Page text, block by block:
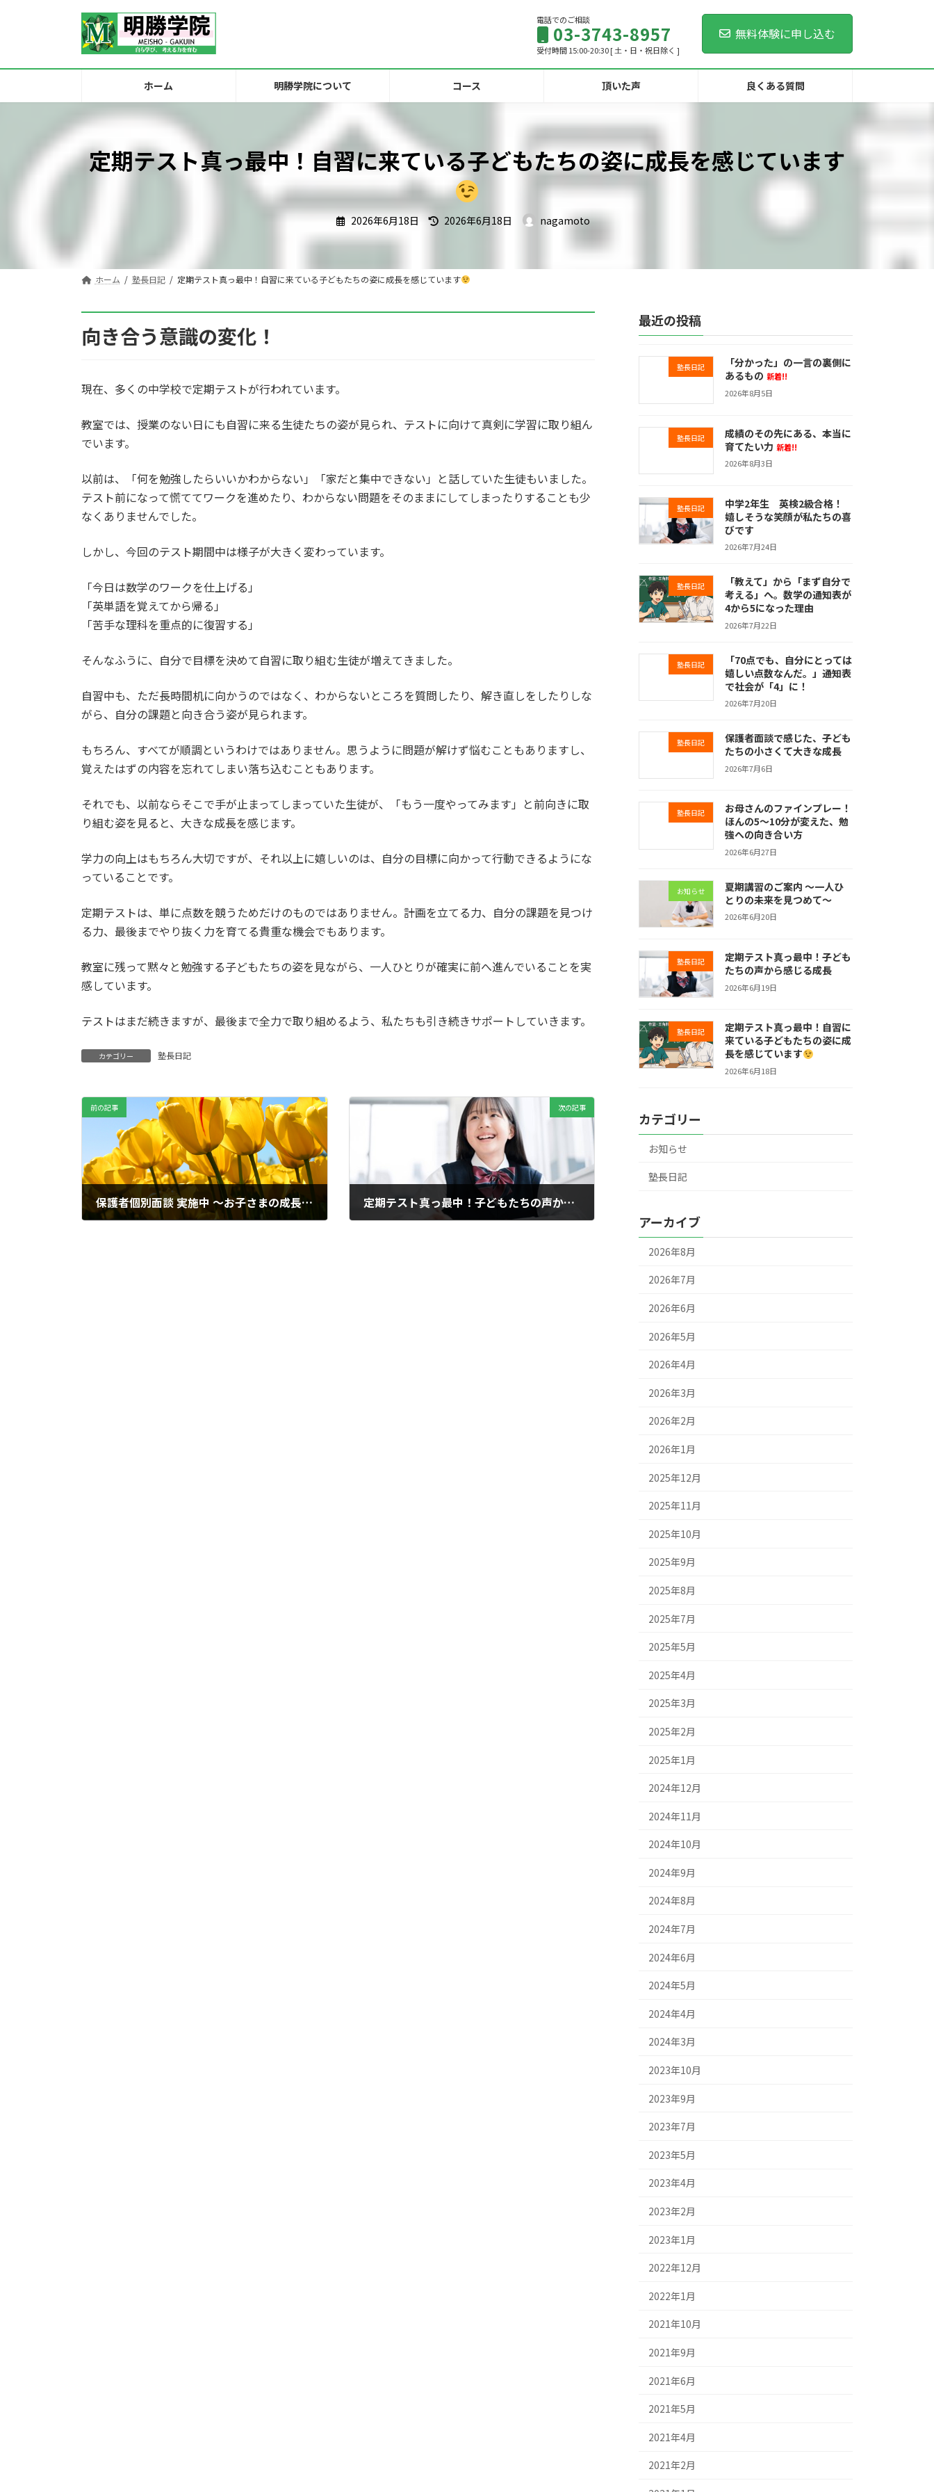
ツ
ス
シ
ン
電話でのご相談
03-3743-8957
受付時間 15:00-20:30 [ 土・日・祝日除く ]
無料体験に申し込む
ホーム 明勝学院について コース 頂いた声 良くある質問
定期テスト真っ最中！自習に来ている子どもたちの姿に成長を感じています
2026年6月18日 最
終
:
2026年6月18日 nagamoto
ホーム 塾長日記 定期テスト真っ最中！自習に来ている子どもたちの姿に成長を感じています
向き合う意識の変化！
現在、多くの中学校で定期テストが行われています。
教室では、授業のない日にも自習に来る生徒たちの姿が見られ、テストに向けて真剣に学習に取り組ん
でいます。
以前は、「何を勉強したらいいかわからない」「家だと集中できない」と話していた生徒もいました。
テスト前になって慌ててワークを進めたり、わからない問題をそのままにしてしまったりすることも少
なくありませんでした。
しかし、今回のテスト期間中は様子が大きく変わっています。
「今日は数学のワークを仕上げる」
「英単語を覚えてから帰る」
「苦手な理科を重点的に復習する」
そんなふうに、自分で目標を決めて自習に取り組む生徒が増えてきました。
自習中も、ただ長時間机に向かうのではなく、わからないところを質問したり、解き直しをしたりしな
がら、自分の課題と向き合う姿が見られます。
もちろん、すべてが順調というわけではありません。思うように問題が解けず悩むこともありますし、
覚えたはずの内容を忘れてしまい落ち込むこともあります。
それでも、以前ならそこで手が止まってしまっていた生徒が、「もう一度やってみます」と前向きに取
り組む姿を見ると、大きな成長を感じます。
学力の向上はもちろん大切ですが、それ以上に嬉しいのは、自分の目標に向かって行動できるようにな
っていることです。
定期テストは、単に点数を競うためだけのものではありません。計画を立てる力、自分の課題を見つけ
る力、最後までやり抜く力を育てる貴重な機会でもあります。
教室に残って黙々と勉強する子どもたちの姿を見ながら、一人ひとりが確実に前へ進んでいることを実
感しています。
テストはまだ続きますが、最後まで全力で取り組めるよう、私たちも引き続きサポートしていきます。
カテゴリー 塾長日記
前の記事
保護者個別面談 実施中 ～お子さまの成長をともに支えるために～
次の記事
定期テスト真っ最中！子どもたちの声から感じる成長
最近の投稿
塾長日記
「分かった」の一言の裏側に
あるもの 新着!!
2026年8月5日
塾長日記
成績のその先にある、本当に
育てたい力 新着!!
2026年8月3日
塾長日記
中学2年生 英検2級合格！
嬉しそうな笑顔が私たちの喜
びです
2026年7月24日
塾長日記
「教えて」から「まず自分で
考える」へ。数学の通知表が
4から5になった理由
2026年7月22日
塾長日記
「70点でも、自分にとっては
嬉しい点数なんだ。」――通知表
で社会が「4」に！
2026年7月20日
塾長日記
保護者面談で感じた、子ども
たちの小さくて大きな成長
2026年7月6日
塾長日記
お母さんのファインプレー！
ほんの5～10分が変えた、勉
強への向き合い方
2026年6月27日
お知らせ
夏期講習のご案内 ～一人ひ
とりの未来を見つめて～
2026年6月20日
塾長日記
定期テスト真っ最中！子ども
たちの声から感じる成長
2026年6月19日
塾長日記
定期テスト真っ最中！自習に
来ている子どもたちの姿に成
長を感じています
2026年6月18日
カテゴリー
お知らせ
塾長日記
アーカイブ
2026年8月
2026年7月
2026年6月
2026年5月
2026年4月
2026年3月
2026年2月
2026年1月
2025年12月
2025年11月
2025年10月
2025年9月
2025年8月
2025年7月
2025年5月
2025年4月
2025年3月
2025年2月
2025年1月
2024年12月
2024年11月
2024年10月
2024年9月
2024年8月
2024年7月
2024年6月
2024年5月
2024年4月
2024年3月
2023年10月
2023年9月
2023年7月
2023年5月
2023年4月
2023年2月
2023年1月
2022年12月
2022年1月
2021年10月
2021年9月
2021年6月
2021年5月
2021年4月
2021年2月